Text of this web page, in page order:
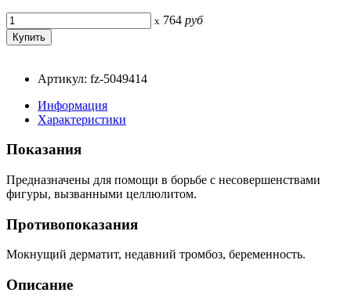
x 764 руб
Артикул: fz-5049414
Информация
Характеристики
Показания
Предназначены для помощи в борьбе с несовершенствами
фигуры, вызванными целлюлитом.
Противопоказания
Мокнущий дерматит, недавний тромбоз, беременность.
Описание